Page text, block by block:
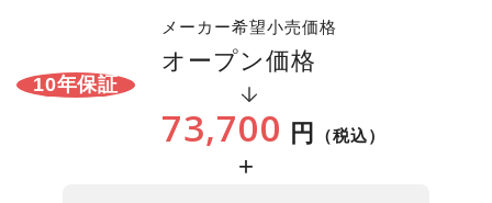
10年保証
メーカー希望小売価格
オープン価格
73,700 円 （税込）
+